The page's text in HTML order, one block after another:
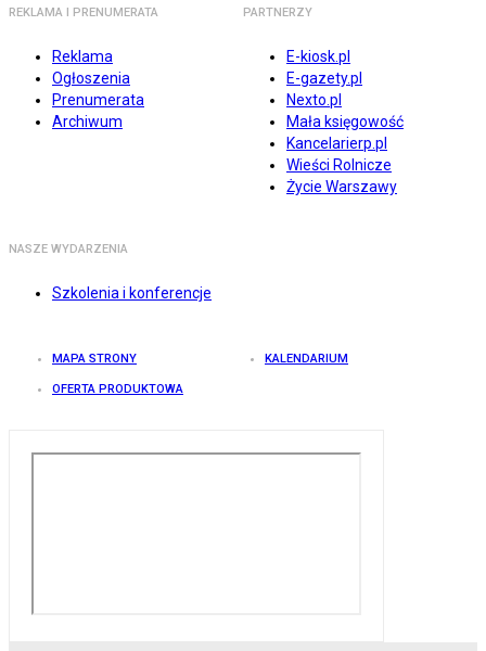
REKLAMA I PRENUMERATA
Reklama
Ogłoszenia
Prenumerata
Archiwum
PARTNERZY
E-kiosk.pl
E-gazety.pl
Nexto.pl
Mała księgowość
Kancelarierp.pl
Wieści Rolnicze
Życie Warszawy
NASZE WYDARZENIA
Szkolenia i konferencje
MAPA STRONY KALENDARIUM
OFERTA PRODUKTOWA